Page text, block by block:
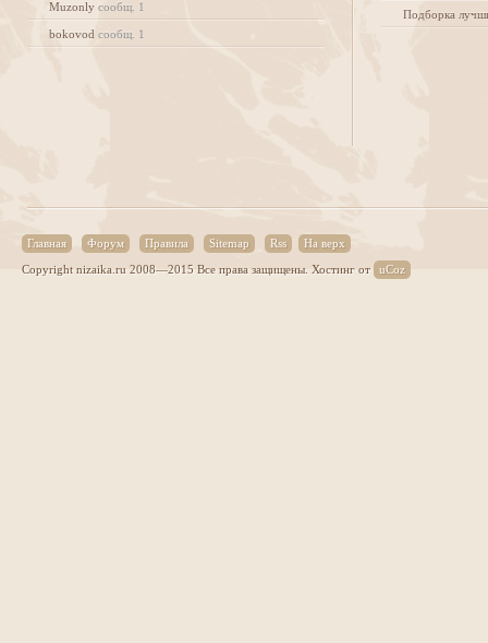
Muzonly сообщ. 1
bokovod сообщ. 1
Подборка
Главная Форум Правила Sitemap Rss На верх
Copyright nizaika.ru 2008—2015 Все права защищены. Хостинг от uCoz